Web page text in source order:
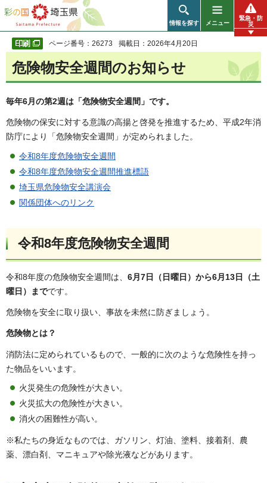
彩の国 埼玉県
情報を探す メニュー
緊急・防
災
ページ番号：26273 掲載日：2026年4月20日
危険物安全週間のお知らせ
毎年6月の第2週は「危険物安全週間」です。
危険物の保安に対する意識の高揚と啓発を推進するため、平成2年消
防庁により「危険物安全週間」が定められました。
令和8年度危険物安全週間
令和8年度危険物安全週間推進標語
埼玉県危険物安全講演会
関係団体へのリンク
令和8年度危険物安全週間
令和8年度の危険物安全週間は、 6月7日（日曜日）から6月13日（土
曜日）までです。
危険物を安全に取り扱い、事故を未然に防ぎましょう。
危険物とは？
消防法に定められているもので、一般的に次のような危険性を持っ
た物品をいいます。
火災発生の危険性が大きい。
火災拡大の危険性が大きい。
消火の困難性が高い。
※私たちの身近なものでは、ガソリン、灯油、塗料、接着剤、農
薬、漂白剤、マニキュアや除光液などがあります。